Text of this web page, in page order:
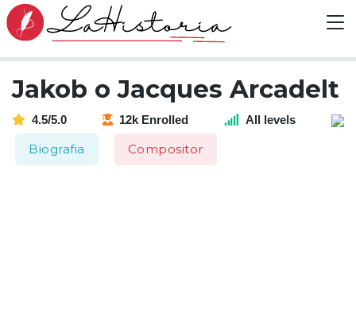
Jakob o Jacques Arcadelt
4.5/5.0 12k Enrolled All levels
Biografia Compositor